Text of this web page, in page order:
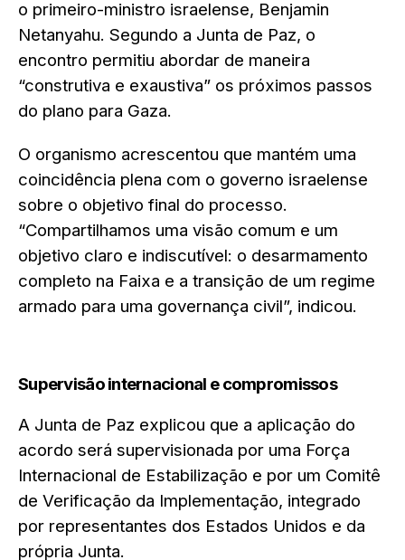
o primeiro-ministro israelense, Benjamin
Netanyahu. Segundo a Junta de Paz, o
encontro permitiu abordar de maneira
“construtiva e exaustiva” os próximos passos
do plano para Gaza.
O organismo acrescentou que mantém uma
coincidência plena com o governo israelense
sobre o objetivo final do processo.
“Compartilhamos uma visão comum e um
objetivo claro e indiscutível: o desarmamento
completo na Faixa e a transição de um regime
armado para uma governança civil”, indicou.
Supervisão internacional e compromissos
A Junta de Paz explicou que a aplicação do
acordo será supervisionada por uma Força
Internacional de Estabilização e por um Comitê
de Verificação da Implementação, integrado
por representantes dos Estados Unidos e da
própria Junta.